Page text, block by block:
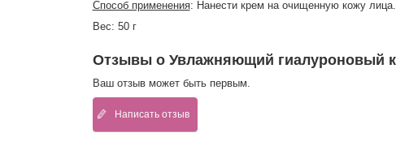
Способ применения: Нанести крем на очищенную кожу лица.
Вес: 50 г
Отзывы о Увлажняющий гиалуроновый
Ваш отзыв может быть первым.
Написать отзыв